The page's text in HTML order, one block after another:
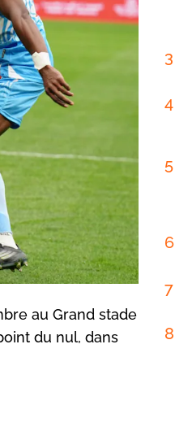
au Grand stade
du nul, dans
3
4
5
6
7
8